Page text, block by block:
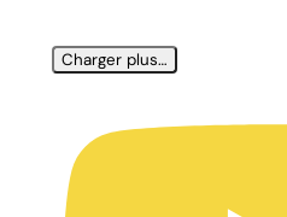
Charger plus…